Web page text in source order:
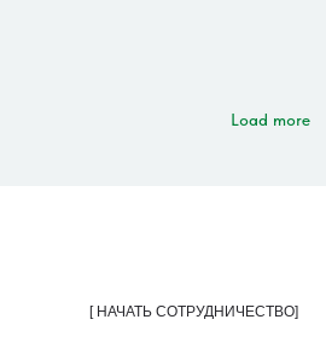
Load more
[ НАЧАТЬ СОТРУДНИЧЕСТВО]